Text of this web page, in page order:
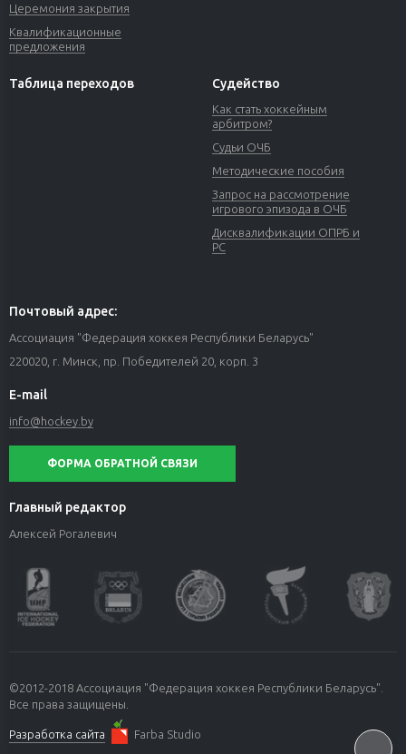
Церемония закрытия
Квалификационные
предложения
Таблица переходов Судейство
Как стать хоккейным
арбитром?
Судьи ОЧБ
Методические пособия
Запрос на рассмотрение
игрового эпизода в ОЧБ
Дисквалификации ОПРБ и
РС
Почтовый адрес:
Ассоциация "Федерация хоккея Республики Беларусь"
220020, г. Минск, пр. Победителей 20, корп. 3
E-mail
info@hockey.by
ФОРМА ОБРАТНОЙ СВЯЗИ
Главный редактор
Алексей Рогалевич
©2012-2018 Ассоциация "Федерация хоккея Республики Беларусь".
Все права защищены.
Разработка сайта Farba Studio